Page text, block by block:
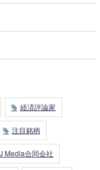
経済評論家
注目銘柄
Media合同会社